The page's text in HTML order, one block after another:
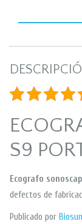
S9
Ecografo
defectos de
Publicado por